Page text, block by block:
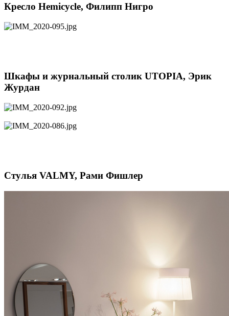
Кресло Hemicycle, Филипп Нигро
Шкафы и журнальный столик UTOPIA, Эрик
Журдан
Стулья VALMY, Рами Фишлер